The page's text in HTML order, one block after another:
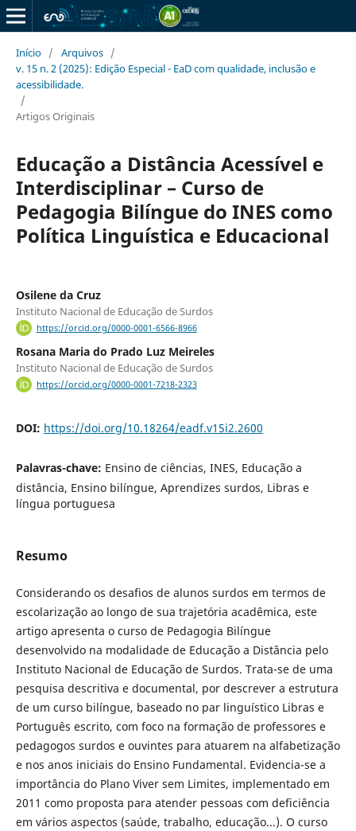
Início / Arquivos /
v. 15 n. 2 (2025): Edição Especial - EaD com qualidade, inclusão e
acessibilidade.
/
Artigos Originais
Educação a Distância Acessível e
Interdisciplinar – Curso de
Pedagogia Bilíngue do INES como
Política Linguística e Educacional
Osilene da Cruz
Instituto Nacional de Educação de Surdos
https://orcid.org/0000-0001-6566-8966
Rosana Maria do Prado Luz Meireles
Instituto Nacional de Educação de Surdos
https://orcid.org/0000-0001-7218-2323
DOI: https://doi.org/10.18264/eadf.v15i2.2600
Palavras-chave: Ensino de ciências, INES, Educação a
distância, Ensino bilíngue, Aprendizes surdos, Libras e
língua portuguesa
Resumo
Considerando os desafios de alunos surdos em termos de
escolarização ao longo de sua trajetória acadêmica, este
artigo apresenta o curso de Pedagogia Bilíngue
desenvolvido na modalidade de Educação a Distância pelo
Instituto Nacional de Educação de Surdos. Trata-se de uma
pesquisa descritiva e documental, por descrever a estrutura
de um curso bilíngue, baseado no par linguístico Libras e
Português escrito, com foco na formação de professores e
pedagogos surdos e ouvintes para atuarem na alfabetização
e nos anos iniciais do Ensino Fundamental. Evidencia-se a
importância do Plano Viver sem Limites, implementado em
2011 como proposta para atender pessoas com deficiência
em vários aspectos (saúde, trabalho, educação...). O curso